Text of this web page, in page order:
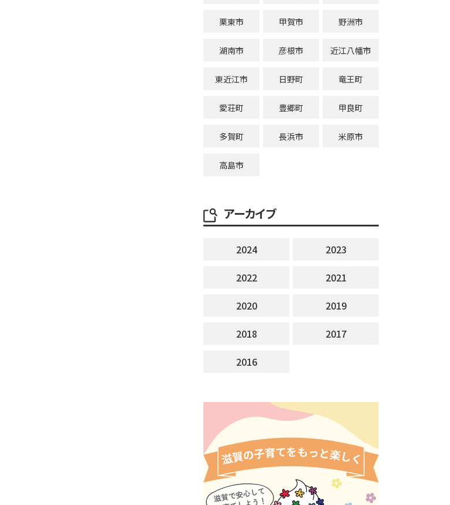
栗東市 甲賀市 野洲市
湖南市 彦根市 近江八幡市
東近江市 日野町 竜王町
愛荘町 豊郷町 甲良町
多賀町 長浜市 米原市
高島市
アーカイブ
2024
2023
2022
2021
2020
2019
2018
2017
2016